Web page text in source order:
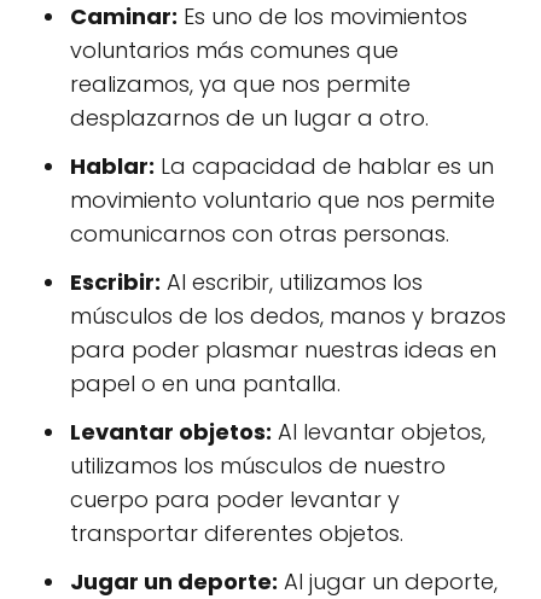
Caminar: Es uno de los movimientos
voluntarios más comunes que
realizamos, ya que nos permite
desplazarnos de un lugar a otro.
Hablar: La capacidad de hablar es un
movimiento voluntario que nos permite
comunicarnos con otras personas.
Escribir: Al escribir, utilizamos los
músculos de los dedos, manos y brazos
para poder plasmar nuestras ideas en
papel o en una pantalla.
Levantar objetos: Al levantar objetos,
utilizamos los músculos de nuestro
cuerpo para poder levantar y
transportar diferentes objetos.
Jugar un deporte: Al jugar un deporte,